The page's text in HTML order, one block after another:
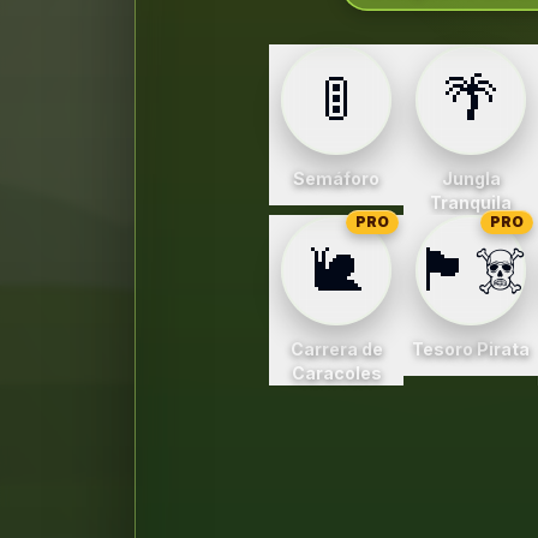
🚦
Semáforo
🌴
Jungla
Tranquila
🐌
PRO
Carrera de
Caracoles
🏴‍☠️
PRO
Tesoro Pirata